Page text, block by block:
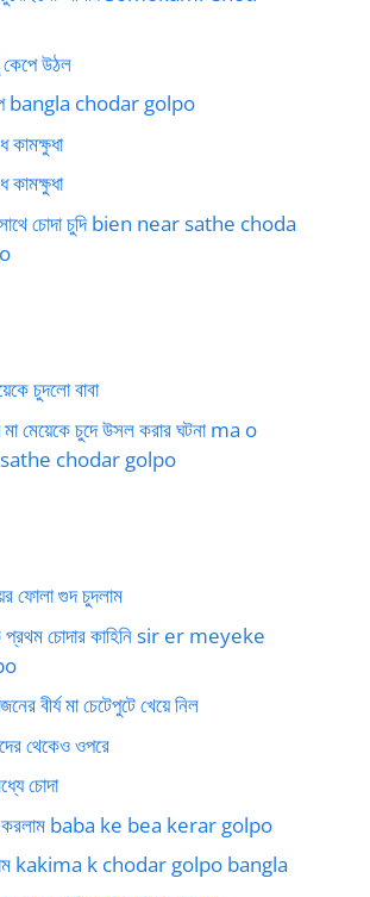
উঠল
bangla chodar golpo
কামক্ষুধা
কামক্ষুধা
সাথে চোদা চুদি bien near sathe choda
চুদলো বাবা
মা মেয়েকে চুদে উসল করার ঘটনা ma o
chodar golpo
ফোলা গুদ চুদলাম
প্রথম চোদার কাহিনি sir er meyeke
বীর্য মা চেটেপুটে খেয়ে নিল
থেকেও ওপরে
চোদা
করলাম baba ke bea kerar golpo
kakima k chodar golpo bangla